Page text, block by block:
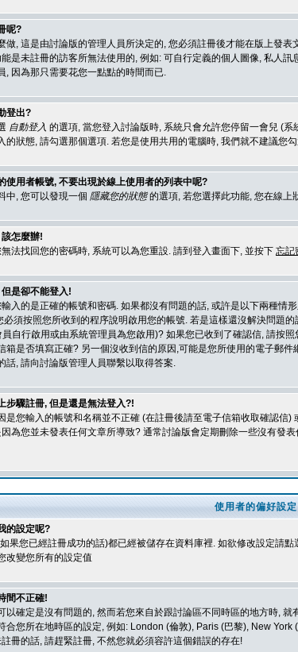
呢?
做, 這是由討論版的管理人員所決定的, 您必須註冊後才能在版上發
是未註冊的訪客所無法使用的, 例如: 可自行定義的個人圖像, 私人
, 因為那只需要花您一點點的時間而已.
登出?
自動登入 的選項, 當您登入討論版時, 系統只會允許您停留一會兒 (
的狀態, 請勾選那個選項. 若您是使用共用的電腦時, 我們就不建議您
使用者帳號, 不要出現於線上使用者的列表中呢?
中, 您可以發現一個 隱藏您的狀態的選項, 若您選擇此功能, 您在線上
怎麼辦!
法找回您的密碼時, 系統可以為您重設. 請到登入畫面下, 並按下 忘記
是卻不能登入!
入的是正確的帳號和密碼. 如果都沒有問題的話, 或許是以下兩種情
必須按照您所收到的程序說明啟用您的帳號. 若是這樣還沒解決問題
自行啟用或由系統管理員為您啟用)? 如果您已收到了確認信, 請按
箱是否填寫正確? 另一個沒收到信的原因,可能是您所使用的電子郵
話, 請向討論版管理人員聯繫以取得答案.
步驟註冊, 但是還是無法登入?!
是您輸入的帳號和名稱並不正確 (在註冊後請至電子信箱收取確認信
為您並未發表任何文章所導致? 通常討論版會定期刪除一些沒有發
使用者的偏好設定
的設定呢?
果您已經註冊成功的話)都已經被儲存在資料庫裡. 如欲修改設定請點
改變您所有的設定值
間不正確!
以確定是沒有問題的, 然而若您來自於跟討論區不同時區的地方時,
合您所在地時區的設定, 例如: London (倫敦), Paris (巴黎), New
冊的話, 請趕緊註冊, 不然您就必須容許這個錯誤的存在!